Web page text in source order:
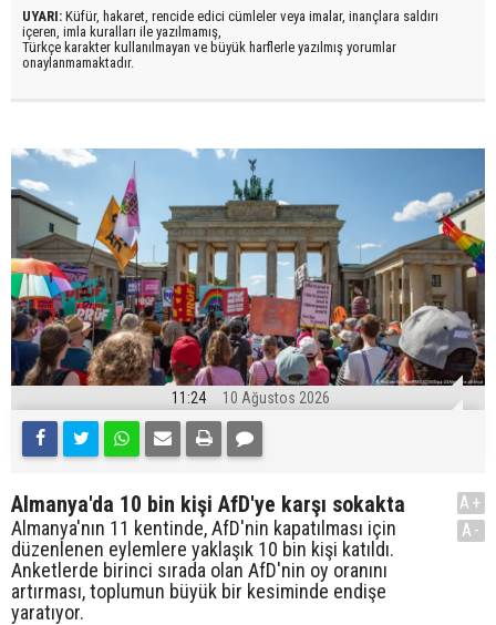
UYARI: Küfür, hakaret, rencide edici cümleler veya imalar, inançlara saldırı
içeren, imla kuralları ile yazılmamış,
Türkçe karakter kullanılmayan ve büyük harflerle yazılmış yorumlar
onaylanmamaktadır.
11:24 10 Ağustos 2026
Almanya'da 10 bin kişi AfD'ye karşı sokakta
Almanya'nın 11 kentinde, AfD'nin kapatılması için
düzenlenen eylemlere yaklaşık 10 bin kişi katıldı.
Anketlerde birinci sırada olan AfD'nin oy oranını
artırması, toplumun büyük bir kesiminde endişe
yaratıyor.
A+
A-